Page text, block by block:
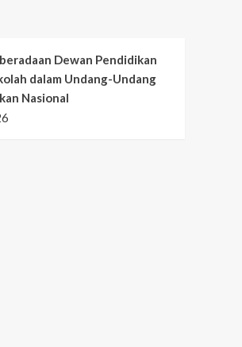
Dewan Pendidikan
dalam Undang-Undang
Nasional